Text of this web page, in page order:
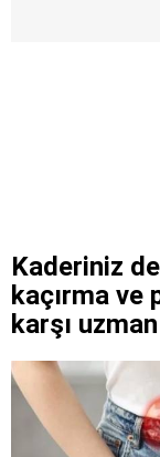
Kaderiniz
kaçırma ve
karşı